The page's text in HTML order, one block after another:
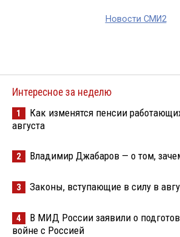
Новости СМИ2
Интересное за неделю
1
Как изменятся пенсии
августа
2 Владимир Джабаров — о том,
3 Законы, вступающие в силу в
4
В МИД России заявили о
войне с Россией